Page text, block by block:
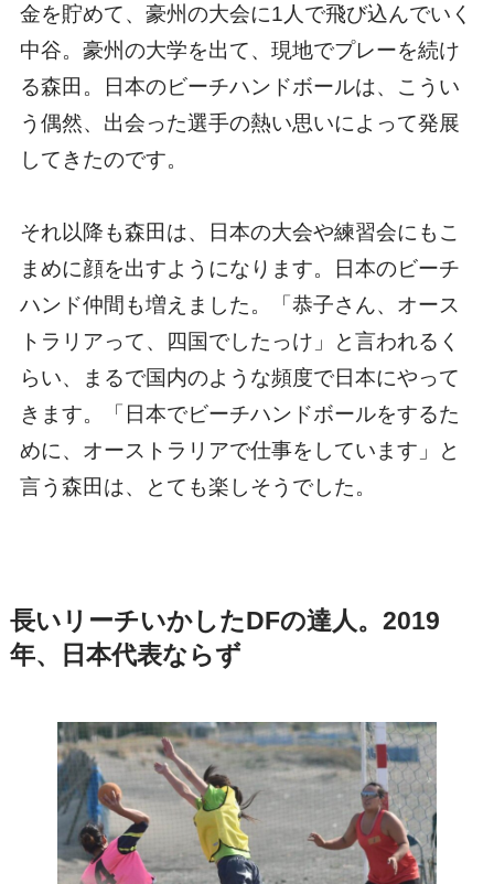
金を貯めて、豪州の大会に1人で飛び込んでいく
中谷。豪州の大学を出て、現地でプレーを続け
る森田。日本のビーチハンドボールは、こうい
う偶然、出会った選手の熱い思いによって発展
してきたのです。
それ以降も森田は、日本の大会や練習会にもこ
まめに顔を出すようになります。日本のビーチ
ハンド仲間も増えました。「恭子さん、オース
トラリアって、四国でしたっけ」と言われるく
らい、まるで国内のような頻度で日本にやって
きます。「日本でビーチハンドボールをするた
めに、オーストラリアで仕事をしています」と
言う森田は、とても楽しそうでした。
長いリーチいかしたDFの達人。2019
年、日本代表ならず